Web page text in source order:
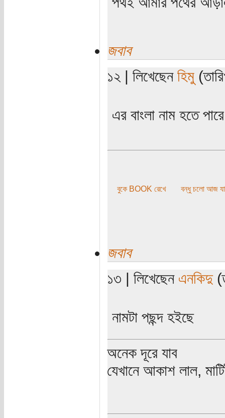
জবাব
১২ | লিখেছেনহিমু
এর বাংলা নাম হতে
বুকে BOOK রেখে বন্ধু চলো আজ
জবাব
১৩ | লিখেছেন এনকিদু
নামটা পছন্দ হইছে
অনেক দূরে যাব
যেখানে আকাশ লাল,